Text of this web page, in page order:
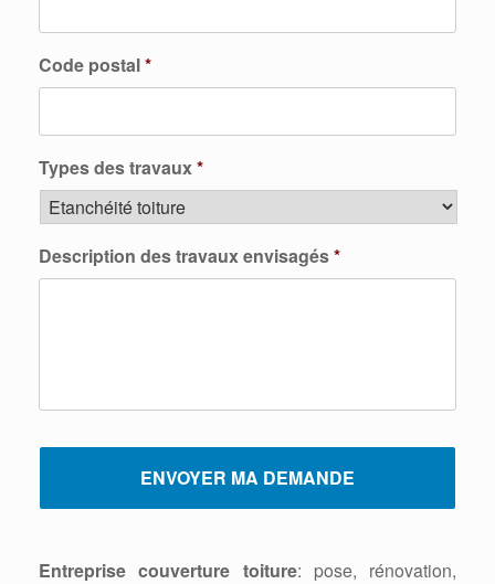
Code postal*
Types des travaux*
Description des travaux envisagés*
Entreprise couverture toiture: pose, rénovation,